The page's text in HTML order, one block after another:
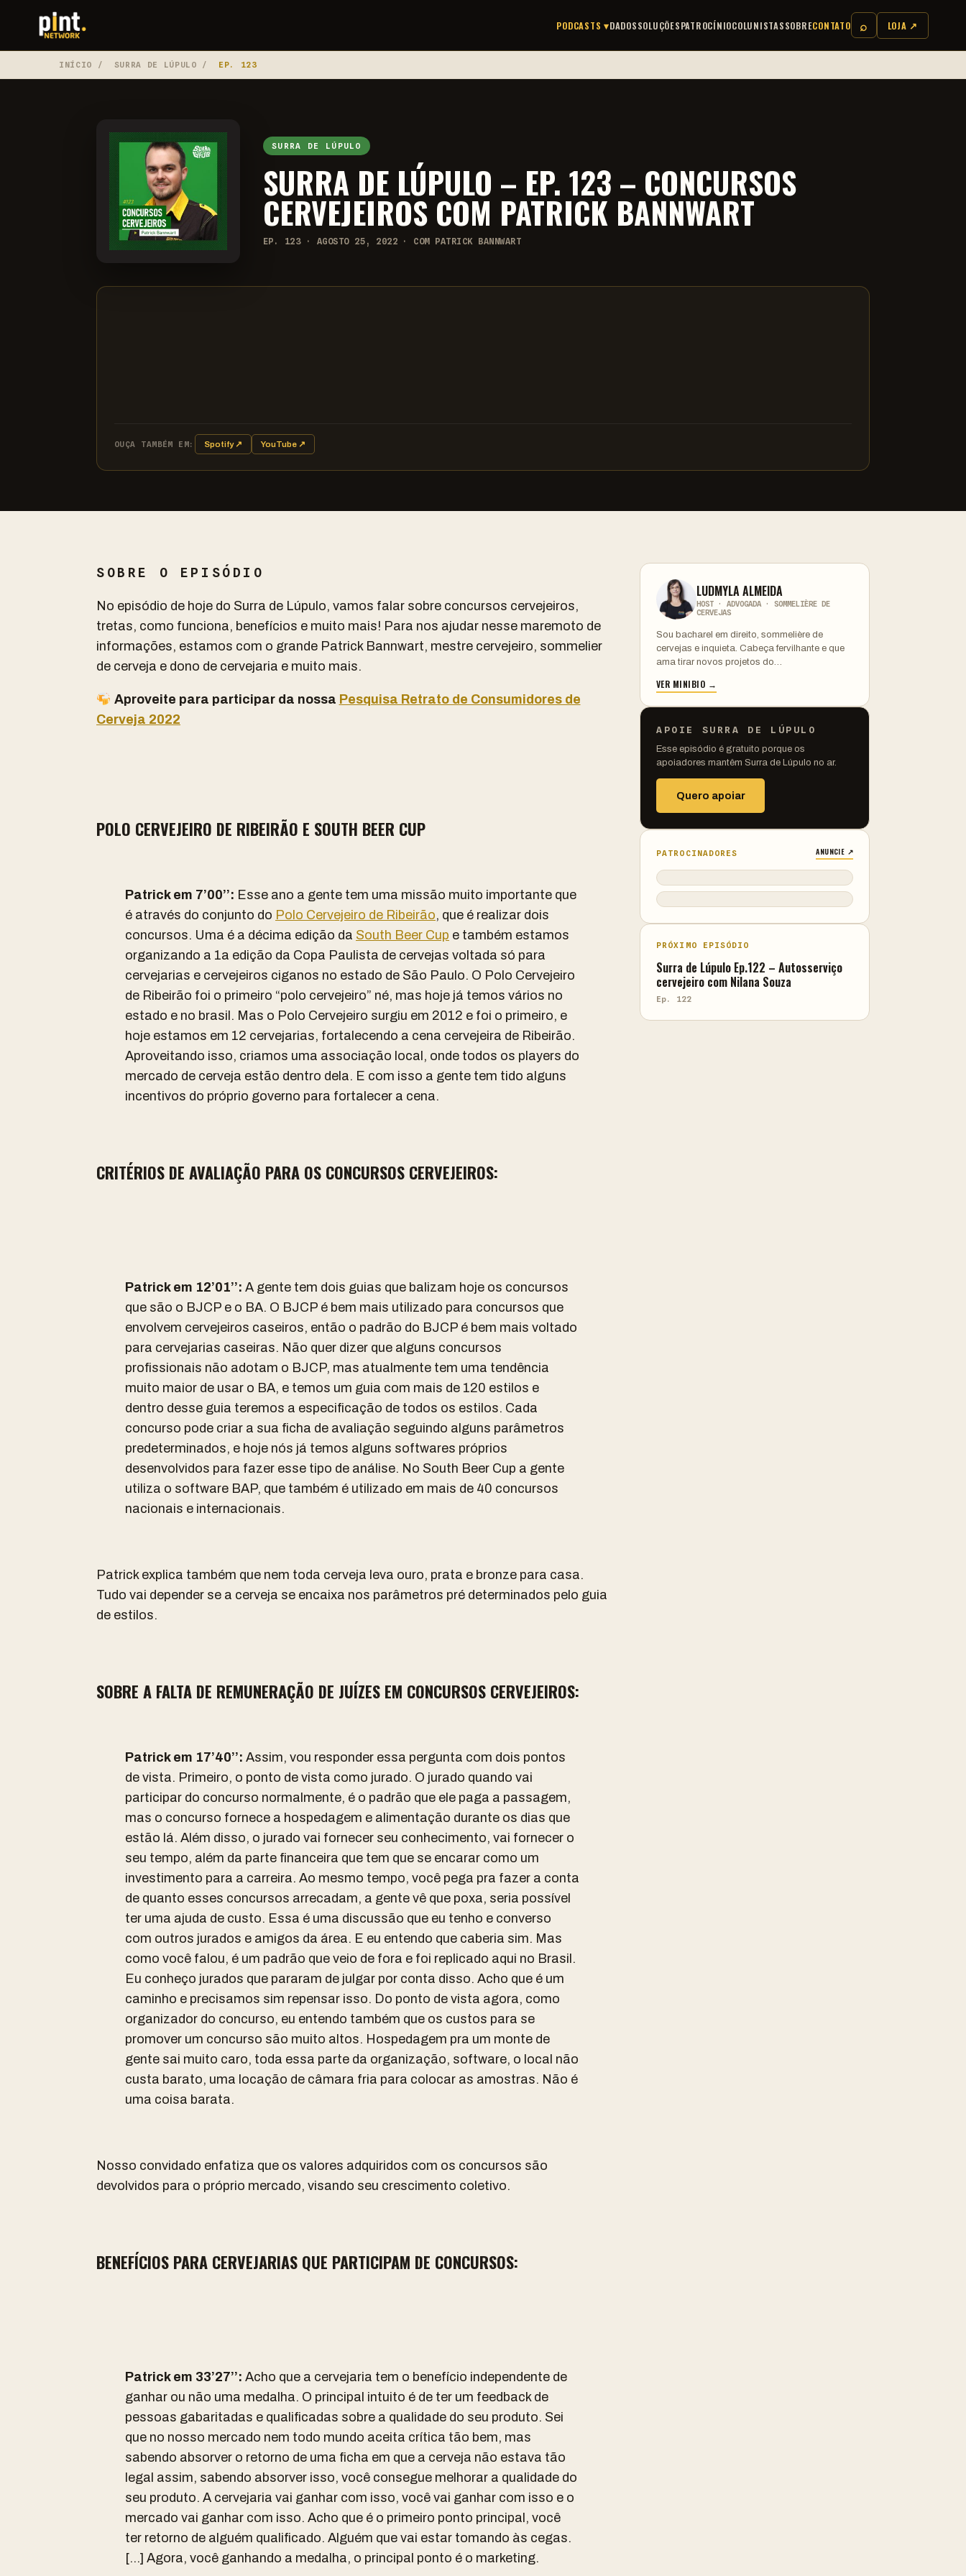
PODCASTS ▾DADOSSOLUÇÕESPATROCÍNIOCOLUNISTASSOBRECONTATO ⌕ LOJA ↗
INÍCIO / SURRA DE LÚPULO / EP. 123
SURRA DE LÚPULO
SURRA DE LÚPULO – EP. 123 – CONCURSOS
CERVEJEIROS COM PATRICK BANNWART
EP. 123 · AGOSTO 25, 2022 · COM PATRICK BANNWART
OUÇA TAMBÉM EM: Spotify ↗ YouTube ↗
SOBRE O EPISÓDIO
No episódio de hoje do Surra de Lúpulo, vamos falar sobre concursos cervejeiros,
tretas, como funciona, benefícios e muito mais! Para nos ajudar nesse maremoto de
informações, estamos com o grande Patrick Bannwart, mestre cervejeiro, sommelier
de cerveja e dono de cervejaria e muito mais.
Aproveite para participar da nossa Pesquisa Retrato de Consumidores de
Cerveja 2022
POLO CERVEJEIRO DE RIBEIRÃO E SOUTH BEER CUP
Patrick em 7’00’’: Esse ano a gente tem uma missão muito importante que
é através do conjunto do Polo Cervejeiro de Ribeirão, que é realizar dois
concursos. Uma é a décima edição da South Beer Cup e também estamos
organizando a 1a edição da Copa Paulista de cervejas voltada só para
cervejarias e cervejeiros ciganos no estado de São Paulo. O Polo Cervejeiro
de Ribeirão foi o primeiro “polo cervejeiro” né, mas hoje já temos vários no
estado e no brasil. Mas o Polo Cervejeiro surgiu em 2012 e foi o primeiro, e
hoje estamos em 12 cervejarias, fortalecendo a cena cervejeira de Ribeirão.
Aproveitando isso, criamos uma associação local, onde todos os players do
mercado de cerveja estão dentro dela. E com isso a gente tem tido alguns
incentivos do próprio governo para fortalecer a cena.
CRITÉRIOS DE AVALIAÇÃO PARA OS CONCURSOS CERVEJEIROS:
Patrick em 12’01’’: A gente tem dois guias que balizam hoje os concursos
que são o BJCP e o BA. O BJCP é bem mais utilizado para concursos que
envolvem cervejeiros caseiros, então o padrão do BJCP é bem mais voltado
para cervejarias caseiras. Não quer dizer que alguns concursos
profissionais não adotam o BJCP, mas atualmente tem uma tendência
muito maior de usar o BA, e temos um guia com mais de 120 estilos e
dentro desse guia teremos a especificação de todos os estilos. Cada
concurso pode criar a sua ficha de avaliação seguindo alguns parâmetros
predeterminados, e hoje nós já temos alguns softwares próprios
desenvolvidos para fazer esse tipo de análise. No South Beer Cup a gente
utiliza o software BAP, que também é utilizado em mais de 40 concursos
nacionais e internacionais.
Patrick explica também que nem toda cerveja leva ouro, prata e bronze para casa.
Tudo vai depender se a cerveja se encaixa nos parâmetros pré determinados pelo guia
de estilos.
SOBRE A FALTA DE REMUNERAÇÃO DE JUÍZES EM CONCURSOS CERVEJEIROS:
Patrick em 17’40’’: Assim, vou responder essa pergunta com dois pontos
de vista. Primeiro, o ponto de vista como jurado. O jurado quando vai
participar do concurso normalmente, é o padrão que ele paga a passagem,
mas o concurso fornece a hospedagem e alimentação durante os dias que
estão lá. Além disso, o jurado vai fornecer seu conhecimento, vai fornecer o
seu tempo, além da parte financeira que tem que se encarar como um
investimento para a carreira. Ao mesmo tempo, você pega pra fazer a conta
de quanto esses concursos arrecadam, a gente vê que poxa, seria possível
ter uma ajuda de custo. Essa é uma discussão que eu tenho e converso
com outros jurados e amigos da área. E eu entendo que caberia sim. Mas
como você falou, é um padrão que veio de fora e foi replicado aqui no Brasil.
Eu conheço jurados que pararam de julgar por conta disso. Acho que é um
caminho e precisamos sim repensar isso. Do ponto de vista agora, como
organizador do concurso, eu entendo também que os custos para se
promover um concurso são muito altos. Hospedagem pra um monte de
gente sai muito caro, toda essa parte da organização, software, o local não
custa barato, uma locação de câmara fria para colocar as amostras. Não é
uma coisa barata.
Nosso convidado enfatiza que os valores adquiridos com os concursos são
devolvidos para o próprio mercado, visando seu crescimento coletivo.
BENEFÍCIOS PARA CERVEJARIAS QUE PARTICIPAM DE CONCURSOS:
Patrick em 33’27’’: Acho que a cervejaria tem o benefício independente de
ganhar ou não uma medalha. O principal intuito é de ter um feedback de
pessoas gabaritadas e qualificadas sobre a qualidade do seu produto. Sei
que no nosso mercado nem todo mundo aceita crítica tão bem, mas
sabendo absorver o retorno de uma ficha em que a cerveja não estava tão
legal assim, sabendo absorver isso, você consegue melhorar a qualidade do
seu produto. A cervejaria vai ganhar com isso, você vai ganhar com isso e o
mercado vai ganhar com isso. Acho que é o primeiro ponto principal, você
ter retorno de alguém qualificado. Alguém que vai estar tomando às cegas.
[…] Agora, você ganhando a medalha, o principal ponto é o marketing.
LUDMYLA ALMEIDA
HOST · ADVOGADA · SOMMELIÈRE DE
CERVEJAS
Sou bacharel em direito, sommelière de
cervejas e inquieta. Cabeça fervilhante e que
ama tirar novos projetos do…
VER MINIBIO →
APOIE SURRA DE LÚPULO
Esse episódio é gratuito porque os
apoiadores mantêm Surra de Lúpulo no ar.
Quero apoiar
PATROCINADORES ANUNCIE ↗
PRÓXIMO EPISÓDIO
Surra de Lúpulo Ep.122 – Autosserviço
cervejeiro com Nilana Souza
Ep. 122